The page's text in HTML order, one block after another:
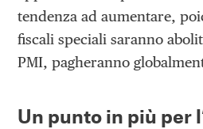
tendenza ad aumentare,
fiscali speciali saranno
PMI, pagheranno
Un punto in più per